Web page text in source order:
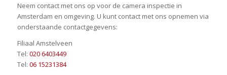
Neem contact met ons op voor de camera inspectie in
Amsterdam en omgeving. U kunt contact met ons opnemen via
onderstaande contactgegevens:
Filiaal Amstelveen
Tel: 020 6403449
Tel: 06 15231384